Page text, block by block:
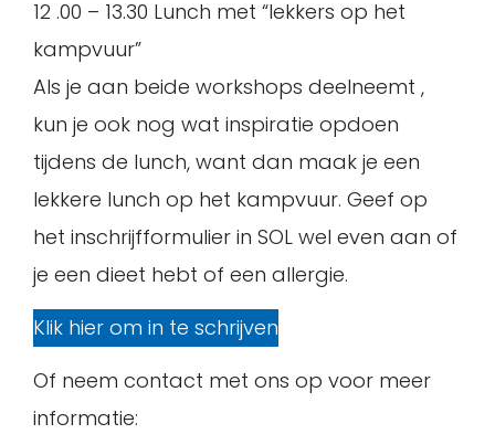
12 .00 – 13.30 Lunch met “lekkers op het
kampvuur”
Als je aan beide workshops deelneemt ,
kun je ook nog wat inspiratie opdoen
tijdens de lunch, want dan maak je een
lekkere lunch op het kampvuur. Geef op
het inschrijfformulier in SOL wel even aan of
je een dieet hebt of een allergie.
Klik hier om in te schrijven
Of neem contact met ons op voor meer
informatie: